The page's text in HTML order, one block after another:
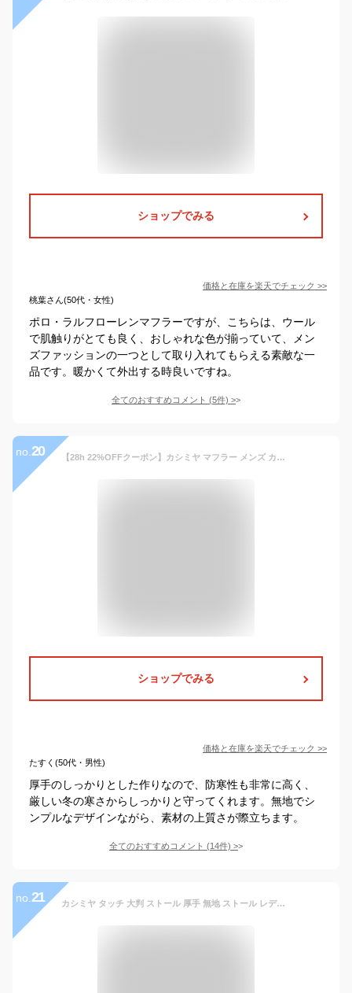
ショップでみる
価格と在庫を楽天でチェック >>
桃葉さん(50代・女性)
ポロ・ラルフローレンマフラーですが、こちらは、ウール
で肌触りがとても良く、おしゃれな色が揃っていて、メン
ズファッションの一つとして取り入れてもらえる素敵な一
品です。暖かくて外出する時良いですね。
全てのおすすめコメント (5件) >
no. 20 【28h 22%OFFクーポン】カシミヤ マフラー メンズ カシミア マフラー 名入れ 刺繍 名前 ネーム刺繍 厚手 無地 シンプル 誕生日 秋 冬 男性 ブランド クリスマス ギフト プレゼントスーツ プレゼント(cs0099m)
ショップでみる
価格と在庫を楽天でチェック >>
たすく(50代・男性)
厚手のしっかりとした作りなので、防寒性も非常に高く、
厳しい冬の寒さからしっかりと守ってくれます。無地でシ
ンプルなデザインながら、素材の上質さが際立ちます。
全てのおすすめコメント (14件) >
no. 21 カシミヤ タッチ 大判 ストール 厚手 無地 ストール レディース ショール メンズ マフラー 春 秋 冬 着物 羽織 ひざ掛け お呼ばれ 結婚式 発表会 卒園 卒業 式 入学式 ホワイトデー クリスマス 誕生日 プレゼント ギフト ストール 専門 lala ラッピング不可 stole ceremony